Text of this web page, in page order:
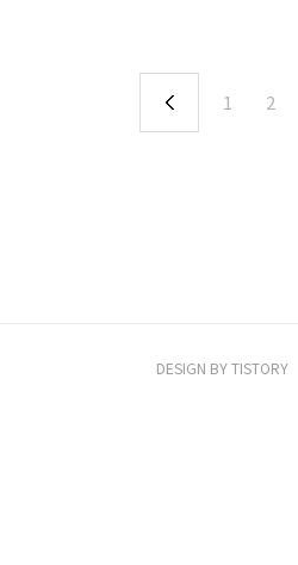
1 2
DESIGN BYTISTORY